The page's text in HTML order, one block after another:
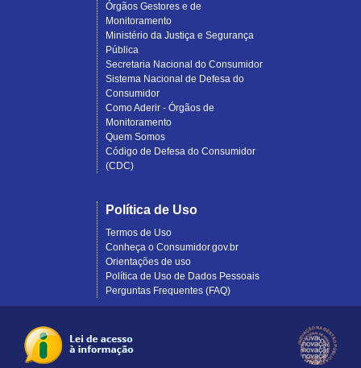
Órgãos Gestores e de
Monitoramento
Ministério da Justiça e Segurança
Pública
Secretaria Nacional do Consumidor
Sistema Nacional de Defesa do
Consumidor
Como Aderir - Órgãos de
Monitoramento
Quem Somos
Código de Defesa do Consumidor
(CDC)
Política de Uso
Termos de Uso
Conheça o Consumidor.gov.br
Orientações de uso
Política de Uso de Dados Pessoais
Perguntas Frequentes (FAQ)